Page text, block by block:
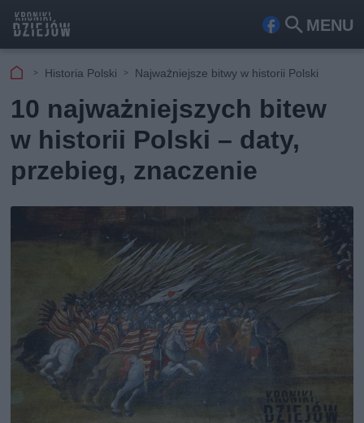
MENU
Fa
ook
Szu
kaj
Historia Polski Najważniejsze bitwy w historii Polski
10 najważniejszych bitew
w historii Polski – daty,
przebieg, znaczenie